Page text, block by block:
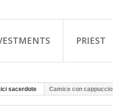
PRIEST
sacerdote Camice con cappuccio